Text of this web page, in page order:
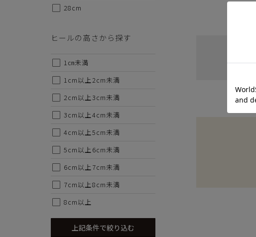
28cm
ヒールの高さから探す
1㎝未満
1cm以上2cm未満
2cm以上3cm未満
3cm以上4cm未満
4cm以上5cm未満
5cm以上6cm未満
6cm以上7cm未満
7cm以上8cm未満
8cm以上
上記条件で絞り込む